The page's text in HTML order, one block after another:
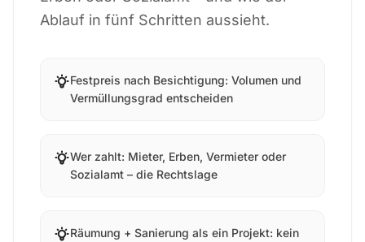
Ablauf in fünf Schritten aussieht.
Festpreis nach Besichtigung: Volumen und
Vermüllungsgrad entscheiden
Wer zahlt: Mieter, Erben, Vermieter oder
Sozialamt – die Rechtslage
Räumung + Sanierung als ein Projekt: kein